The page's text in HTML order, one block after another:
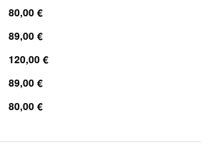
80,00 €
89,00 €
120,00 €
89,00 €
80,00 €